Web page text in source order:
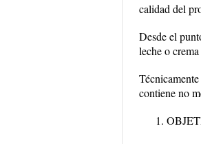
calidad del
Desde el
leche o
contiene no